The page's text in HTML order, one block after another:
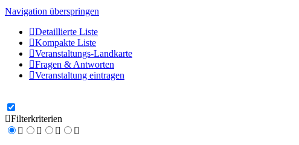
Navigation überspringen
Detaillierte Liste
Kompakte Liste
Veranstaltungs-Landkarte
Fragen & Antworten
Veranstaltung eintragen
Filterkriterien